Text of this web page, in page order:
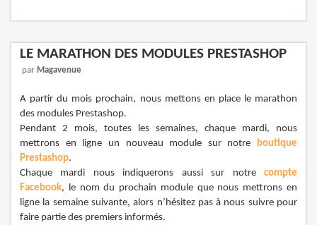
LE MARATHON DES MODULES PRESTASHOP
par Magavenue
A partir du mois prochain, nous mettons en place le marathon
des modules Prestashop.
Pendant 2 mois, toutes les semaines, chaque mardi, nous
mettrons en ligne un nouveau module sur notre
boutique
Prestashop.
Chaque mardi nous indiquerons aussi sur notre compte
Facebook, le nom du prochain module que nous mettrons en
ligne la semaine suivante, alors n’hésitez pas à nous suivre pour
faire partie des premiers informés.